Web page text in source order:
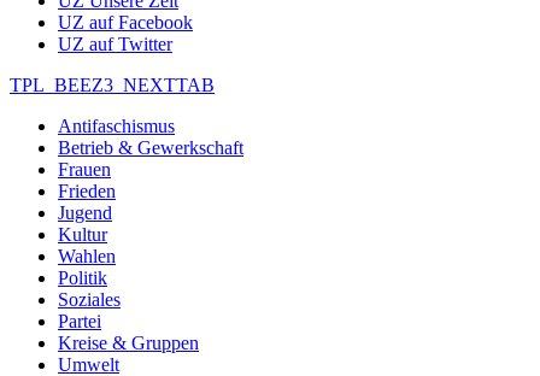
UZ auf Facebook
UZ auf Twitter
TPL_BEEZ3_NEXTTAB
Antifaschismus
Betrieb & Gewerkschaft
Frauen
Frieden
Jugend
Kultur
Wahlen
Politik
Soziales
Partei
Kreise & Gruppen
Umwelt